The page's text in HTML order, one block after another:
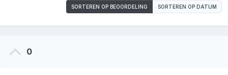
SORTEREN OP BEOORDELING SORTEREN OP DATUM
0